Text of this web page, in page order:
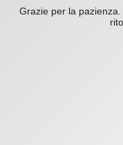
Grazie per la